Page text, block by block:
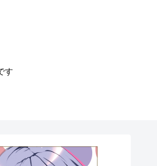
す